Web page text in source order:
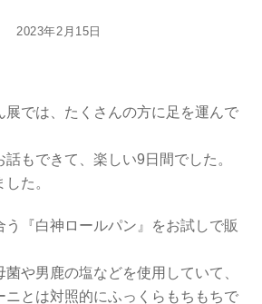
2023年2月15日
展では、たくさんの方に足を運んで
もできて、楽しい9日間でした。
た。
う『白神ロールパン』をお試しで販
や男鹿の塩などを使用していて、
ニとは対照的にふっくらもちもちで